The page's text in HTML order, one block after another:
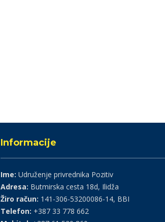
Informacije
Ime: Udruženje privrednika Pozitiv
Adresa: Butmirska cesta 18d, Ilidža
Žiro račun: 141-306-53200086-14, BBI
Telefon: +387 33 778 662